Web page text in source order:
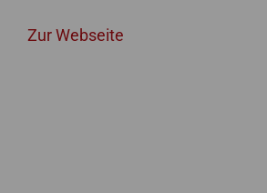
Zur Webseite